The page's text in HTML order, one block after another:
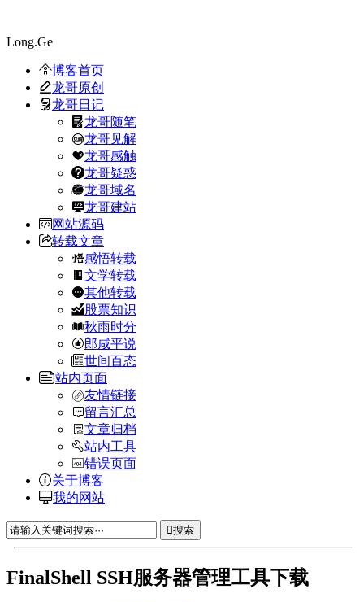
Long.Ge
博客首页
龙哥原创
龙哥日记
龙哥随笔
龙哥见解
龙哥感触
龙哥疑惑
龙哥域名
龙哥建站
网站源码
转载文章
感悟转载
文学转载
其他转载
股票知识
秋雨时分
郎咸平说
世间百态
站内页面
友情链接
留言汇总
文章归档
站内工具
错误页面
关于博客
我的网站
搜索
FinalShell SSH服务器管理工具下载